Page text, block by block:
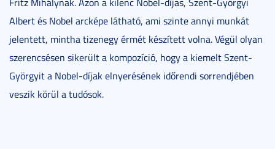
Albert és Nobel arcképe látható, ami szinte annyi munkát
jelentett, mintha tizenegy érmét készített volna. Végül olyan
szerencsésen sikerült a kompozíció, hogy a kiemelt Szent-
Györgyit a Nobel-díjak elnyerésének időrendi sorrendjében
veszik körül a tudósok.